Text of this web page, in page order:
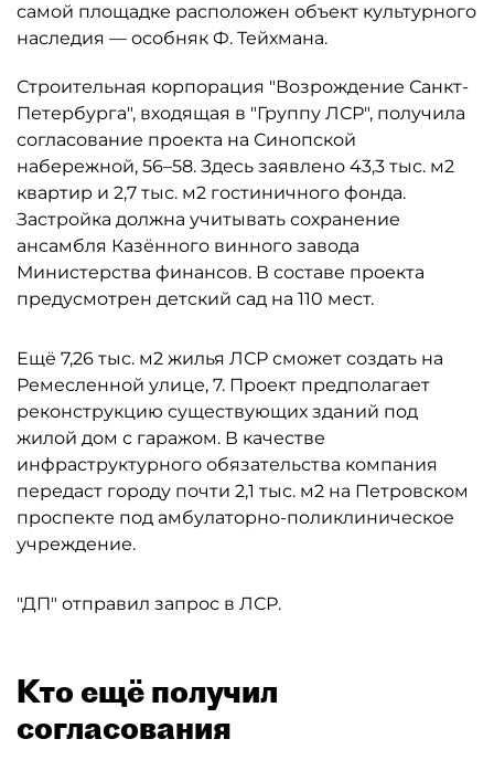
самой площадке расположен объект культурного
наследия — особняк Ф. Тейхмана.
Строительная корпорация "Возрождение Санкт-
Петербурга", входящая в "Группу ЛСР", получила
согласование проекта на Синопской
набережной, 56–58. Здесь заявлено 43,3 тыс. м2
квартир и 2,7 тыс. м2 гостиничного фонда.
Застройка должна учитывать сохранение
ансамбля Казённого винного завода
Министерства финансов. В составе проекта
предусмотрен детский сад на 110 мест.
Ещё 7,26 тыс. м2 жилья ЛСР сможет создать на
Ремесленной улице, 7. Проект предполагает
реконструкцию существующих зданий под
жилой дом с гаражом. В качестве
инфраструктурного обязательства компания
передаст городу почти 2,1 тыс. м2 на Петровском
проспекте под амбулаторно-поликлиническое
учреждение.
"ДП" отправил запрос в ЛСР.
Кто ещё получил
согласования